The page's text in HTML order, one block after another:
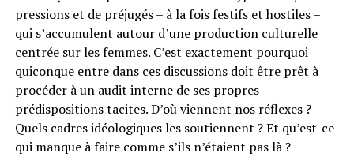
pressions et de préjugés – à la fois festifs et hostiles –
qui s’accumulent autour d’une production culturelle
centrée sur les femmes. C’est exactement pourquoi
quiconque entre dans ces discussions doit être prêt à
procéder à un audit interne de ses propres
prédispositions tacites. D’où viennent nos réflexes ?
Quels cadres idéologiques les soutiennent ? Et qu’est-ce
qui manque à faire comme s’ils n’étaient pas là ?